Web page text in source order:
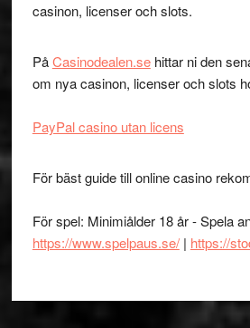
casinon, licenser och slots.
PåCasinodealen.sehittar ni den
om nya casinon, licenser och slots
PayPal casino utan licens
För bäst guide till online casino
För spel: Minimiålder 18 år - Spela
https://www.spelpaus.se/| https://